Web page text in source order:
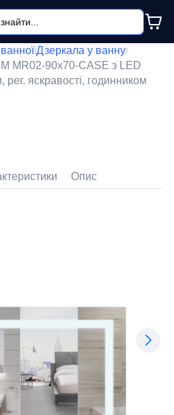
/Дзеркала у ванну/
MR02-90x70-CASE з LED
яскравості, годинником
Опис